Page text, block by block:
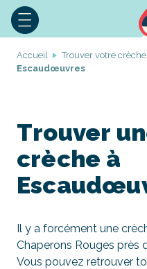
Accueil Trouver votre crèche
Escaudœuvres
Trouver
crèche à
Il y a forcément une
Chaperons Rouges près
Vous pouvez retrouver